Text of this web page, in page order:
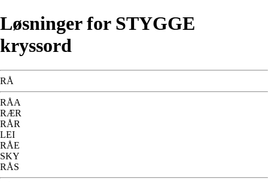
Løsninger for STYGGE
kryssord
RÅ
RÅA
RÆR
RÅR
LEI
RÅE
SKY
RÅS